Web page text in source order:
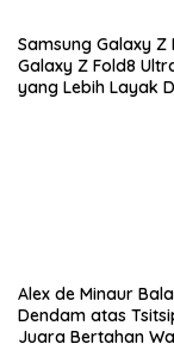
Samsung Galaxy Z
Galaxy Z Fold8
yang Lebih Layak
Alex de Minaur
Dendam atas
Juara Bertahan